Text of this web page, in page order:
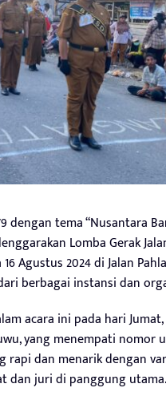
dengan tema “Nusantara
Lomba Gerak
Agustus 2024 di Jalan
berbagai instansi dan
acara ini pada hari Jumat,
yang menempati nomor
rapi dan menarik dengan
dan juri di panggung utama.